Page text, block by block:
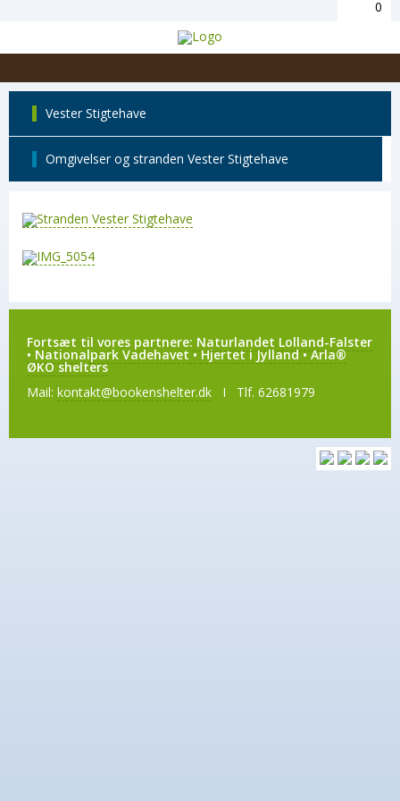
0
Vester Stigtehave
Omgivelser og stranden Vester Stigtehave
Fortsæt til vores partnere: Naturlandet Lolland-Falster
• Nationalpark Vadehavet •Hjertet i Jylland•Arla®
ØKO shelters
Mail: kontakt@bookenshelter.dk I Tlf. 62681979